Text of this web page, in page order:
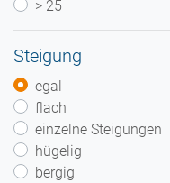
> 25
Steigung
egal
flach
einzelne Steigungen
hügelig
bergig